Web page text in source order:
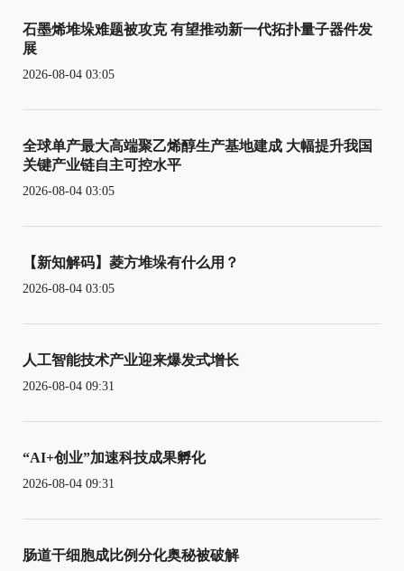
石墨烯堆垛难题被攻克 有望推动新一代拓扑量子器件发
展
2026-08-04 03:05
全球单产最大高端聚乙烯醇生产基地建成 大幅提升我国
关键产业链自主可控水平
2026-08-04 03:05
【新知解码】菱方堆垛有什么用？
2026-08-04 03:05
人工智能技术产业迎来爆发式增长
2026-08-04 09:31
“AI+创业”加速科技成果孵化
2026-08-04 09:31
肠道干细胞成比例分化奥秘被破解